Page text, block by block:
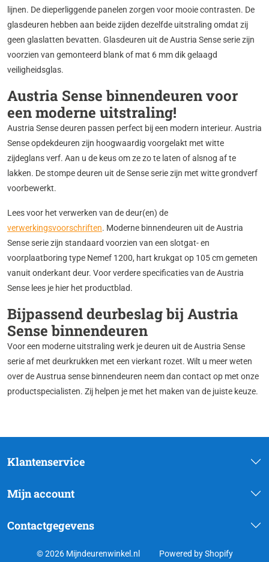
lijnen. De dieperliggende panelen zorgen voor mooie contrasten. De
glasdeuren hebben aan beide zijden dezelfde uitstraling omdat zij
geen glas­latten bevatten. Glasdeuren uit de Austria Sense serie zijn
voorzien van gemonteerd blank of mat 6 mm dik gelaagd
veiligheidsglas. ​
Austria Sense binnendeuren voor
een moderne uitstraling!
Austria Sense deuren passen perfect bij een modern interieur. Austria
Sense opdekdeuren zijn hoogwaardig voorgelakt met witte
zijdeglans verf. Aan u de keus om ze zo te laten of alsnog af te
lakken. De stompe deuren uit de Sense serie zijn met witte grondverf
voorbewerkt.
Lees voor het verwerken van de deur(en) de
verwerkingsvoorschriften. Moderne binnendeuren uit de Austria
Sense serie zijn standaard voorzien van een slotgat- en
voorplaatboring type Nemef 1200, hart krukgat op 105 cm gemeten
vanuit onderkant deur. Voor verdere specificaties van de Austria
Sense lees je hier het productblad.
Bijpassend deurbeslag bij Austria
Sense binnendeuren
Voor een moderne uitstraling werk je deuren uit de Austria Sense
serie af met deurkrukken met een vierkant rozet. Wilt u meer weten
over de Austrua sense binnendeuren neem dan contact op met onze
productspecialisten. Zij helpen je met het maken van de juiste keuze.
Klantenservice
Mijn account
Contactgegevens
© 2026 Mijndeurenwinkel.nl Powered by Shopify